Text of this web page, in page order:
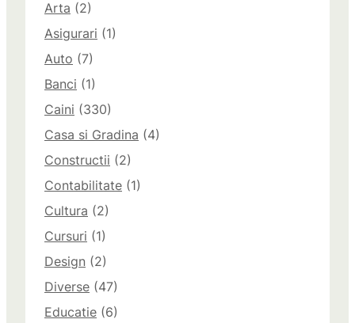
Arta (2)
Asigurari (1)
Auto (7)
Banci (1)
Caini (330)
Casa si Gradina (4)
Constructii (2)
Contabilitate (1)
Cultura (2)
Cursuri (1)
Design (2)
Diverse (47)
Educatie (6)